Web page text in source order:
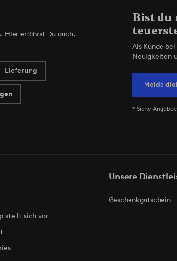
Hier erfährst Du auch,
Lieferung
Bist du
Als Kunde
Neuigkeiten
Melde
* Siehe
stellt sich vor
Unsere
Geschenkgutschein